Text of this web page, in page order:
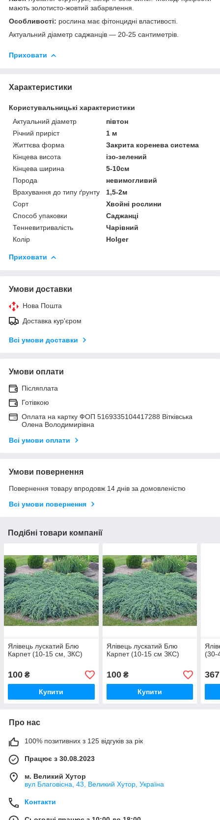
мають золотисто-жовтий забарвлення.
Особливості: рослина має фітонцидні властивості.
Актуальний діаметр саджанців — 20-25 сантиметрів.
Приховати
Характеристики
Користувальницькі характеристики
Актуальний діаметр
півтон
Річний приріст
1 м
Життєва форма
Закрита коренева система
Кінцева висота
ізо-зелений
Кінцева ширина
5-10см
Порода
невимогливий
Врахування до типу ґрунту
1,5-2м
Сорт
Хвойні рослини
Способ упаковки
Саджанці
Тенневитривалість
Чарівний
Колір
Holger
Приховати
Умови доставки
Нова Пошта
Доставка кур'єром
Всі умови доставки
Умови оплати
Післяплата
Готівкою
Оплата на картку ФОП 5169335104417288 Вітківська
Олена Володимирівна
Всі умови оплати
Умови повернення
Повернення товару впродовж 14 днів за домовленістю
Всі умови повернення
Подібні товари компанії
Ялівець лускатий Блю
Карпет (10-15 см, ЗКС)
100 ₴
Купити
Ялівець лускатий Блю
Карпет (10-15 см ЗКС)
100₴
Купити
(30-
367
Про нас
100% позитивних з 125 відгуків за рік
Працює з 30.08.2023
м. Великий Хутор
вул Благовісна, 43, Великий Хутор, Україна
Контакти